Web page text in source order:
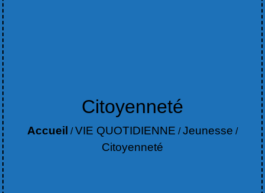
Citoyenneté
Accueil /VIE QUOTIDIENNE /Jeunesse /
Citoyenneté